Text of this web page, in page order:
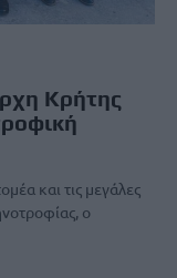
Κρήτης
και τις μεγάλες
ο